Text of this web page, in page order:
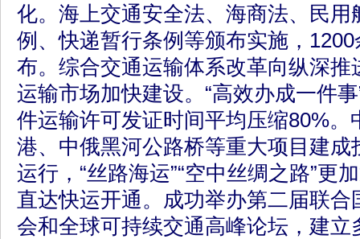
化。海上交通安全法、海商法、民用
例、快递暂行条例等颁布实施，
布。综合交通运输体系改革向纵深推
运输市场加快建设。“高效办成一件
件运输许可发证时间平均压缩80%。
港、中俄黑河公路桥等重大项目建成
运行，“丝路海运”“空中丝绸之路”更
直达快运开通。成功举办第二届联
会和全球可持续交通高峰论坛，建立